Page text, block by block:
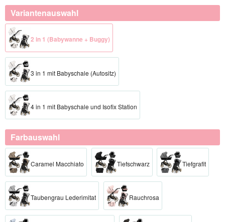
Variantenauswahl
2 in 1 (Babywanne + Buggy)
3 in 1 mit Babyschale (Autositz)
4 in 1 mit Babyschale und Isofix Station
Farbauswahl
Caramel Macchiato Tiefschwarz Tiefgrafit
Taubengrau Lederimitat Rauchrosa